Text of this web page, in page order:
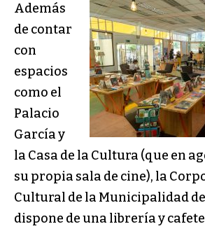
Además
de contar
con
espacios
como el
Palacio
García y
la Casa de la Cultura (que en
su propia sala de cine), la
Cultural de la Municipalidad
dispone de una librería y